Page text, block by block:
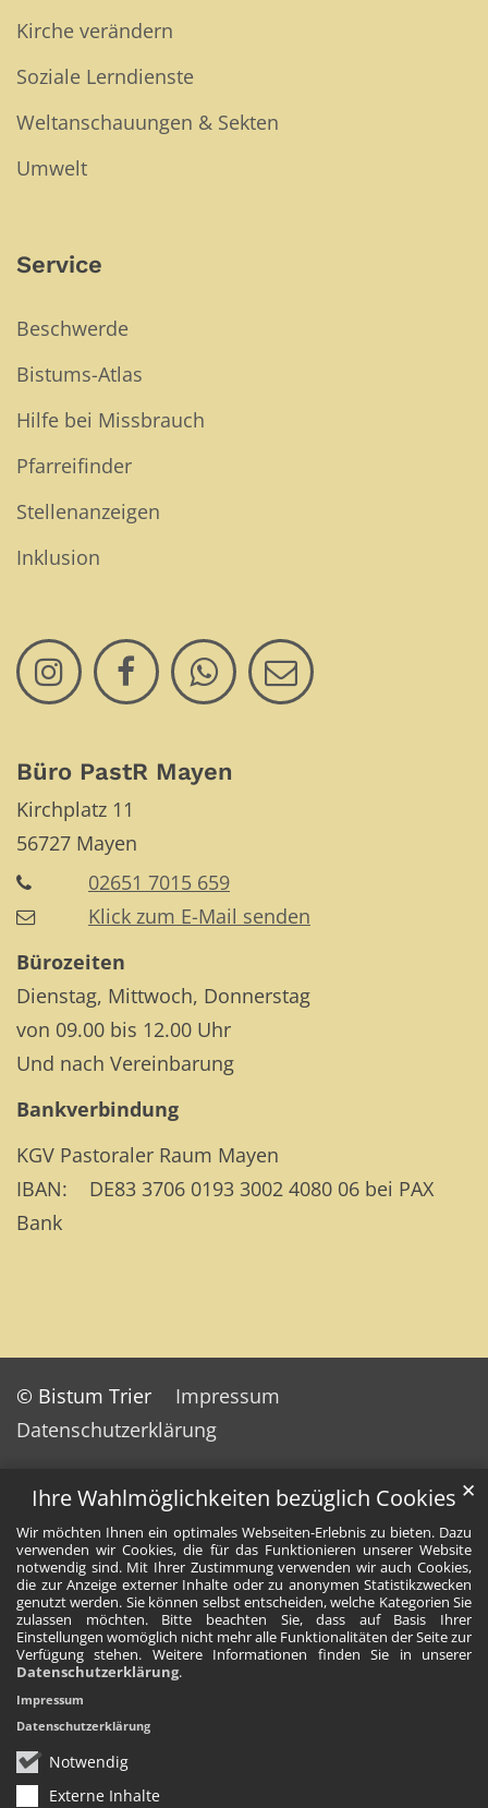
Ihre Wahlmöglichkeiten bezüglich Cookies
Wir möchten Ihnen ein optimales Webseiten-Erlebnis zu bieten. Dazu
verwenden wir Cookies, die für das Funktionieren unserer Website
notwendig sind. Mit Ihrer Zustimmung verwenden wir auch Cookies,
die zur Anzeige externer Inhalte oder zu anonymen Statistikzwecken
genutzt werden. Sie können selbst entscheiden, welche Kategorien Sie
zulassen möchten. Bitte beachten Sie, dass auf Basis Ihrer
Einstellungen womöglich nicht mehr alle Funktionalitäten der Seite zur
Verfügung stehen. Weitere Informationen finden Sie in unserer
Datenschutzerklärung.
Notwendig
Externe Inhalte
✕
Impressum
Datenschutzerklärung
Kirche verändern
Soziale Lerndienste
Weltanschauungen & Sekten
Umwelt
Service
Beschwerde
Bistums-Atlas
Hilfe bei Missbrauch
Pfarreifinder
Stellenanzeigen
Inklusion
Büro PastR Mayen
Kirchplatz 11
56727 Mayen
02651 7015 659
Klick zum E-Mail senden
Bürozeiten
Dienstag, Mittwoch, Donnerstag
von 09.00 bis 12.00 Uhr
Und nach Vereinbarung
Bankverbindung
KGV Pastoraler Raum Mayen
IBAN: DE83 3706 0193 3002 4080 06 bei PAX
Bank
© Bistum Trier
Impressum
Datenschutzerklärung